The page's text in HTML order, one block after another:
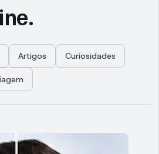
Artigos Curiosidades